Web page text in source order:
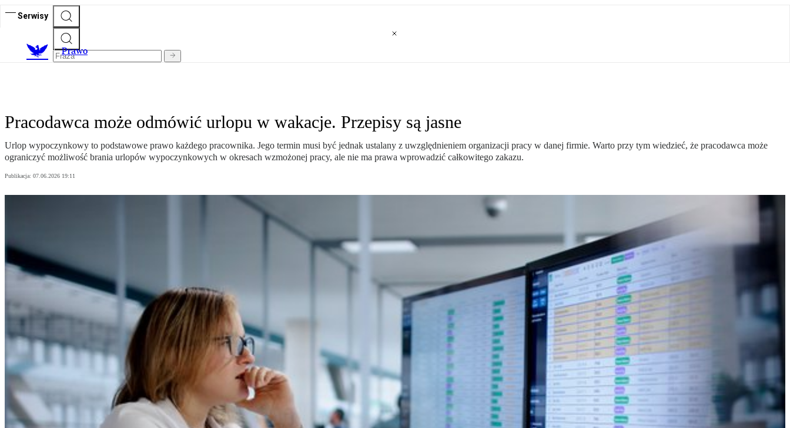
Serwisy
Prawo
Pracodawca może odmówić urlopu w wakacje. Przepisy są jasne
Urlop wypoczynkowy to podstawowe prawo każdego pracownika. Jego termin musi być jednak ustalany z uwzględnieniem organizacji pracy w danej firmie. Warto przy tym wiedzieć, że pracodawca może
ograniczyć możliwość brania urlopów wypoczynkowych w okresach wzmożonej pracy, ale nie ma prawa wprowadzić całkowitego zakazu.
Publikacja: 07.06.2026 19:11